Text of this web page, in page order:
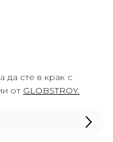
да сте в крак с
от GLOBSTROY.